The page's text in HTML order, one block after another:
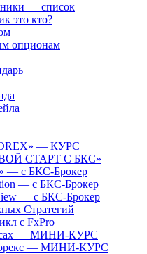
— список
это кто?
опционам
— КУРС
СТАРТ С БКС»
— с БКС-Брокер
— с БКС-Брокер
— с БКС-Брокер
Стратегий
с FxPro
— МИНИ-КУРС
— МИНИ-КУРС